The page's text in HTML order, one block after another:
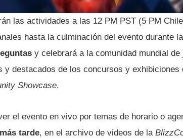
las actividades a las 12 PM PST (5 PM
hasta la culminación del evento durante
y celebrará a la comunidad mundial
y destacados de los concursos y exhibiciones
Showcase.
el evento en vivo por temas de horario o
tarde, en el archivo de videos de la